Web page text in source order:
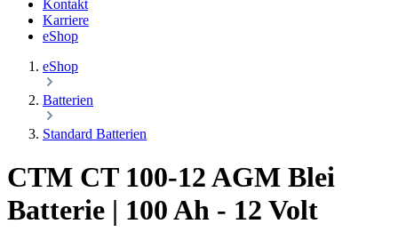
Kontakt
Karriere
eShop
eShop
Batterien
Standard Batterien
CTM CT 100-12 AGM Blei
Batterie | 100 Ah - 12 Volt